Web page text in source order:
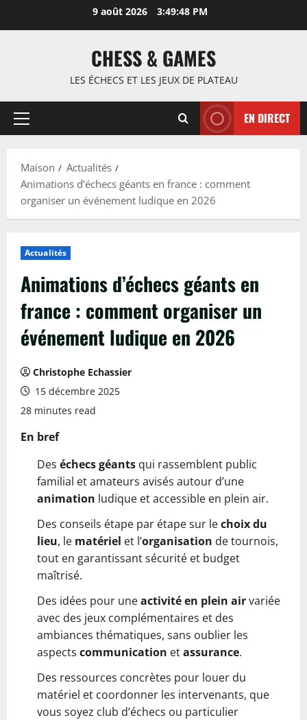
9 août 2026 3:49:49 PM
CHESS & GAMES
LES ÉCHECS ET LES JEUX DE PLATEAU
Menu
EN DIRECT
Maison
Actualités
Animations d’échecs géants en france : comment
organiser un événement ludique en 2026
Actualités
Animations d’échecs géants en
france : comment organiser un
événement ludique en 2026
Christophe Echassier
15 décembre 2025
28 minutes read
En bref
Des échecs géants qui rassemblent public
familial et amateurs avisés autour d’une
animation ludique et accessible en plein air.
Des conseils étape par étape sur lechoix du
lieu, le matériel et l’organisation de tournois,
tout en garantissant sécurité et budget
maîtrisé.
Des idées pour uneactivité en plein airvariée
avec des jeux complémentaires et des
ambiances thématiques, sans oublier les
aspects communication etassurance.
Des ressources concrètes pour louer du
matériel et coordonner les intervenants, que
vous soyez club d’échecs ou particulier